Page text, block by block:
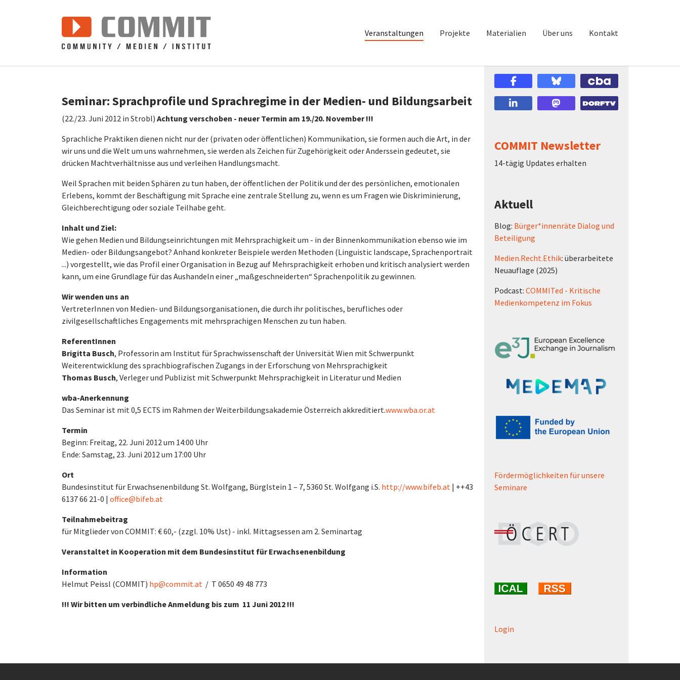
Veranstaltungen Projekte Materialien Über uns Kontakt
Seminar: Sprachprofile und Sprachregime in der Medien- und Bildungsarbeit
(22./23. Juni 2012 in Strobl) Achtung verschoben - neuer Termin am 19./20. November !!!
Sprachliche Praktiken dienen nicht nur der (privaten oder öffentlichen) Kommunikation, sie formen auch die Art, in der
wir uns und die Welt um uns wahrnehmen, sie werden als Zeichen für Zugehörigkeit oder Anderssein gedeutet, sie
drücken Machtverhältnisse aus und verleihen Handlungsmacht.
Weil Sprachen mit beiden Sphären zu tun haben, der öffentlichen der Politik und der des persönlichen, emotionalen
Erlebens, kommt der Beschäftigung mit Sprache eine zentrale Stellung zu, wenn es um Fragen wie Diskriminierung,
Gleichberechtigung oder soziale Teilhabe geht.
Inhalt und Ziel:
Wie gehen Medien und Bildungseinrichtungen mit Mehrsprachigkeit um - in der Binnenkommunikation ebenso wie im
Medien- oder Bildungsangebot? Anhand konkreter Beispiele werden Methoden (Linguistic landscape, Sprachenportrait
...) vorgestellt, wie das Profil einer Organisation in Bezug auf Mehrsprachigkeit erhoben und kritisch analysiert werden
kann, um eine Grundlage für das Aushandeln einer „maßgeschneiderten“ Sprachenpolitik zu gewinnen.
Wir wenden uns an
VertreterInnen von Medien- und Bildungsorganisationen, die durch ihr politisches, berufliches oder
zivilgesellschaftliches Engagements mit mehrsprachigen Menschen zu tun haben.
ReferentInnen
Brigitta Busch, Professorin am Institut für Sprachwissenschaft der Universität Wien mit Schwerpunkt
Weiterentwicklung des sprachbiografischen Zugangs in der Erforschung von Mehrsprachigkeit
Thomas Busch, Verleger und Publizist mit Schwerpunkt Mehrsprachigkeit in Literatur und Medien
wba-Anerkennung
Das Seminar ist mit 0,5 ECTS im Rahmen der Weiterbildungsakademie Österreich akkreditiert.www.wba.or.at
Termin
Beginn: Freitag, 22. Juni 2012 um 14:00 Uhr
Ende: Samstag, 23. Juni 2012 um 17:00 Uhr
Ort
Bundesinstitut für Erwachsenenbildung St. Wolfgang, Bürglstein 1 – 7, 5360 St. Wolfgang i.S. http://www.bifeb.at | ++43
6137 66 21-0 | office@bifeb.at
Teilnahmebeitrag
für Mitglieder von COMMIT: € 60,- (zzgl. 10% Ust) - inkl. Mittagsessen am 2. Seminartag
Veranstaltet in Kooperation mit dem Bundesinstitut für Erwachsenenbildung
Information
Helmut Peissl (COMMIT) hp@commit.at / T 0650 49 48 773
!!! Wir bitten um verbindliche Anmeldung bis zum 11 Juni 2012 !!!
COMMIT Newsletter
14-tägig Updates erhalten
Aktuell
Blog: Bürger*innenräte Dialog und
Beteiligung
Medien.Recht.Ethik: überarbeitete
Neuauflage (2025)
Podcast: COMMITed - Kritische
Medienkompetenz im Fokus
Fördermöglichkeiten für unsere
Seminare
Login